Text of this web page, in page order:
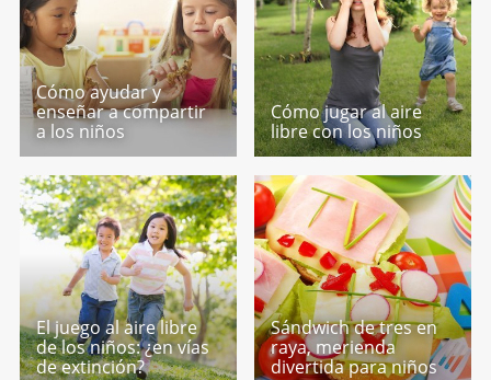
Cómo ayudar y
enseñar a compartir
a los niños
Cómo jugar al aire
libre con los niños
El juego al aire libre
de los niños: ¿en vías
de extinción?
Sándwich de tres en
raya, merienda
divertida para niños